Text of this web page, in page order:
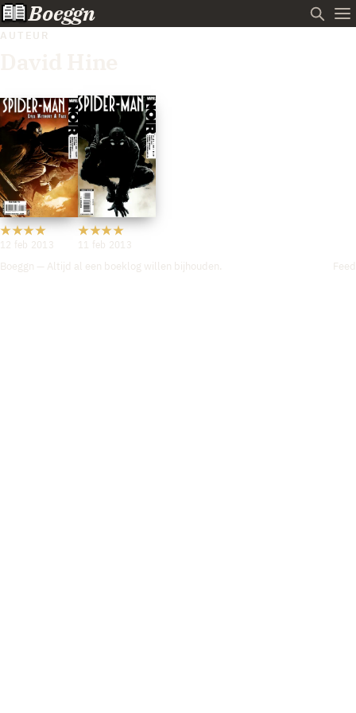
Boeggn
AUTEUR
12 feb 2013
11 feb 2013
Boeggn — Altijd al een boeklog willen bijhouden.
Feed